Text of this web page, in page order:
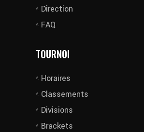
Direction
FAQ
TOURNOI
Horaires
Classements
Divisions
Brackets